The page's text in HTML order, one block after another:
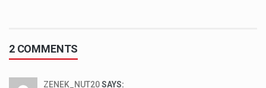
2 COMMENTS
ZENEK_NUT20SAYS: